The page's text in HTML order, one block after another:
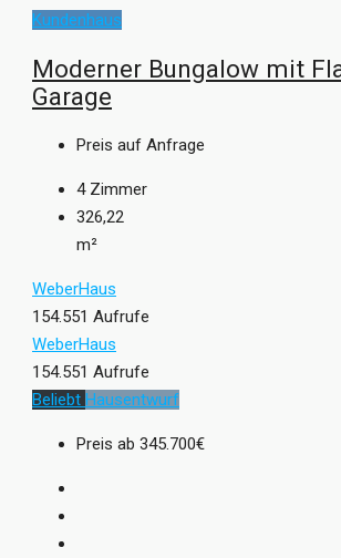
Kundenhaus
Moderner Bungalow mit
Garage
Preis auf Anfrage
4 Zimmer
326,22
m²
WeberHaus
154.551 Aufrufe
WeberHaus
154.551 Aufrufe
Beliebt Hausentwurf
Preis ab 345.700€